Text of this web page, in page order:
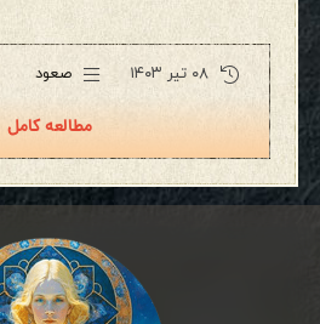
۰۸ تیر ۱۴۰۳ صعود
مطالعه کامل